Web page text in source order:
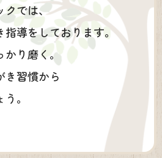
クでは、
指導をしております。
かり磨く。
き習慣から
。